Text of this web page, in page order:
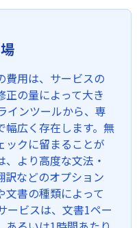
費用は、サービスの
の量によって大き
インツールから、専
幅広く存在します。無
ックに留まることが
より高度な文法・
訳などのオプション
書の種類によって
ービスは、文書1ペー